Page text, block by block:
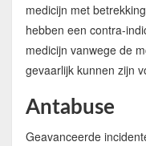
medicijn met
hebben een contra-
medicijn vanwege de
gevaarlijk kunnen zijn
Antabuse
Geavanceerde